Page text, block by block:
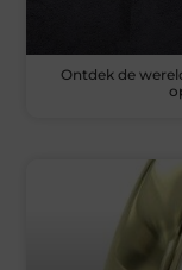
Ontdek de